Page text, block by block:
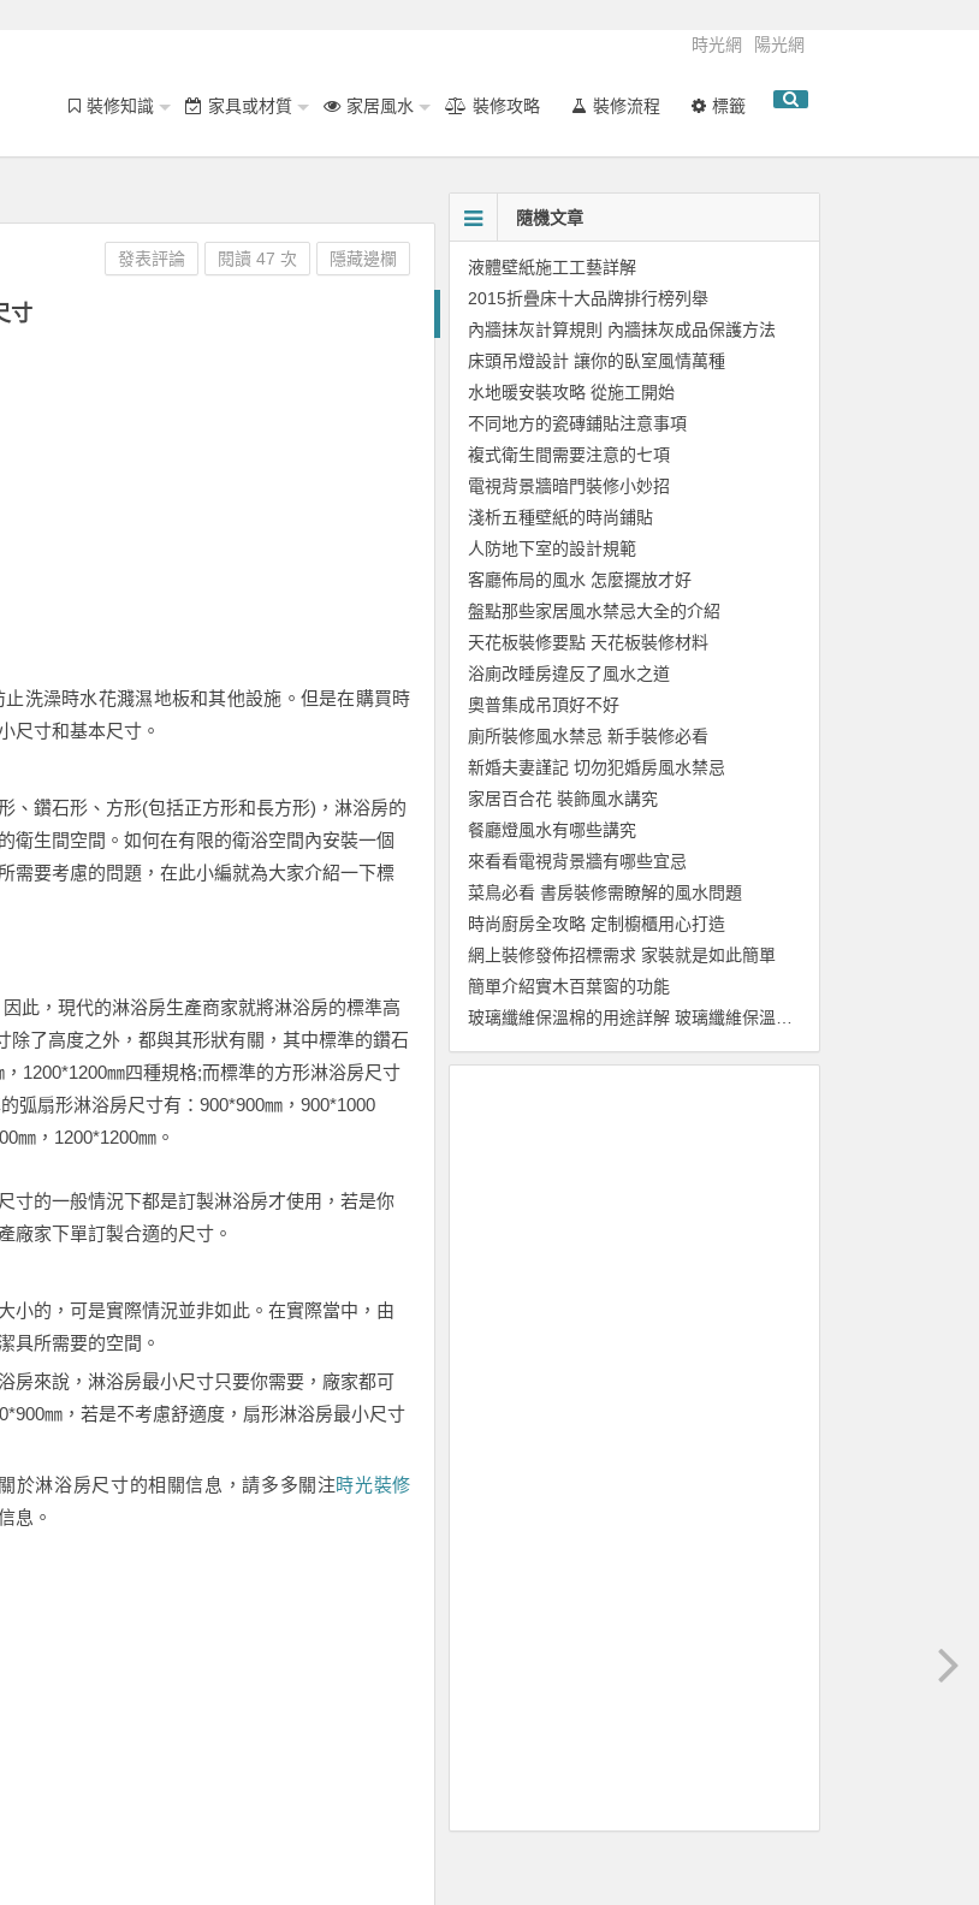
時光網 陽光網
裝修知識 家具或材質 家居風水 裝修攻略 裝修流程 標籤
寸
止洗澡時水花濺濕地板和其他設施。但是在購買時
尺寸和基本尺寸。
鑽石形、方形(包括正方形和長方形)，淋浴房的
衛生間空間。如何在有限的衛浴空間內安裝一個
需要考慮的問題，在此小編就為大家介紹一下標
，現代的淋浴房生產商家就將淋浴房的標準高
除了高度之外，都與其形狀有關，其中標準的鑽石
1200*1200㎜四種規格;而標準的方形淋浴房尺寸
弧扇形淋浴房尺寸有：900*900㎜，900*1000
㎜，1200*1200㎜。
的一般情況下都是訂製淋浴房才使用，若是你
廠家下單訂製合適的尺寸。
的，可是實際情況並非如此。在實際當中，由
具所需要的空間。
來說，淋浴房最小尺寸只要你需要，廠家都可
㎜，若是不考慮舒適度，扇形淋浴房最小尺寸
於淋浴房尺寸的相關信息，請多多關注時光裝修
息。
發表評論 閱讀 47 次 隱藏邊欄
隨機文章
液體壁紙施工工藝詳解
2015折疊床十大品牌排行榜列舉
內牆抹灰計算規則 內牆抹灰成品保護方法
床頭吊燈設計 讓你的臥室風情萬種
水地暖安裝攻略 從施工開始
不同地方的瓷磚鋪貼注意事項
複式衛生間需要注意的七項
電視背景牆暗門裝修小妙招
淺析五種壁紙的時尚鋪貼
人防地下室的設計規範
客廳佈局的風水 怎麼擺放才好
盤點那些家居風水禁忌大全的介紹
天花板裝修要點 天花板裝修材料
浴廁改睡房違反了風水之道
奧普集成吊頂好不好
廁所裝修風水禁忌 新手裝修必看
新婚夫妻謹記 切勿犯婚房風水禁忌
家居百合花 裝飾風水講究
餐廳燈風水有哪些講究
來看看電視背景牆有哪些宜忌
菜鳥必看 書房裝修需瞭解的風水問題
時尚廚房全攻略 定制櫥櫃用心打造
網上裝修發佈招標需求 家裝就是如此簡單
簡單介紹實木百葉窗的功能